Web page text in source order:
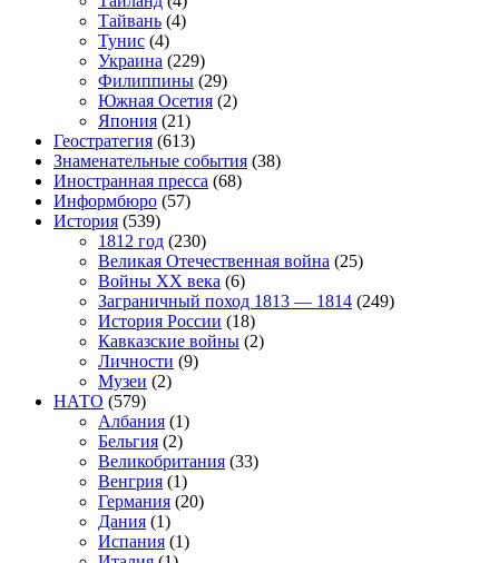
Тайвань (4)
Тунис (4)
Украина (229)
Филиппины (29)
Южная Осетия (2)
Япония (21)
Геостратегия (613)
Знаменательные события (38)
Иностранная пресса (68)
Информбюро (57)
История (539)
1812 год (230)
Великая Отечественная война (25)
Войны XX века (6)
Заграничный поход 1813 — 1814 (249)
История России (18)
Кавказские войны (2)
Личности (9)
Музеи (2)
НАТО (579)
Албания (1)
Бельгия (2)
Великобритания (33)
Венгрия (1)
Германия (20)
Дания (1)
Испания (1)